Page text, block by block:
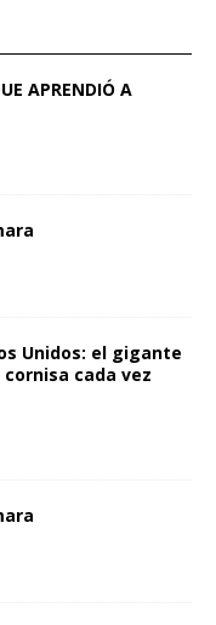
APRENDIÓ A
Unidos: el gigante
cada vez